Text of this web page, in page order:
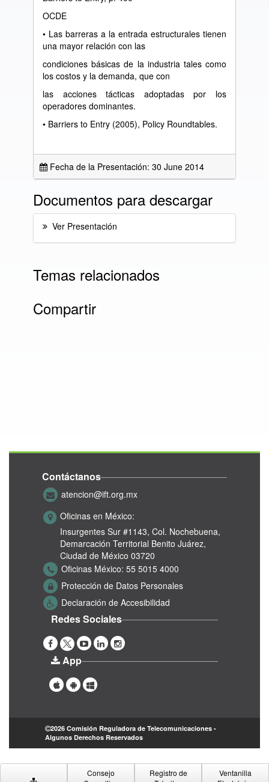
Consejo
Registro de
Ventanilla
OCDE
• Las barreras a la entrada estructurales tienen
una mayor relación con las
condiciones básicas de la industria tales como
los costos y la demanda, que con
las acciones tácticas adoptadas por los
operadores dominantes.
• Barriers to Entry (2005), Policy Roundtables.
Fecha de la Presentación: 30 June 2014
Documentos para descargar
Ver Presentación
Temas relacionados
Compartir
Contáctanos
atencion@ift.org.mx
Oficinas en México:
Insurgentes Sur #1143, Col. Nochebuena,
Demarcación Territorial Benito Juárez,
Ciudad de México 03720
Oficinas México: 55 5015 4000
Protección de Datos Personales
Declaración de Accesibilidad
Redes Sociales
App
2026 Comisión Reguladora de Telecomunicaciones -
Algunos Derechos Reservados